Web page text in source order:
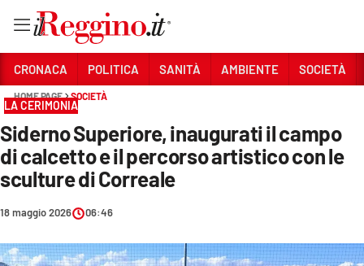
Sezioni
CRONACA
POLITICA
SANITÀ
AMBIENTE
CRONACA POLITICA SANITÀ AMBIENTE SOCIETÀ
HOME PAGE SOCIETÀ
LA CERIMONIA
Siderno Superiore, inaugurati il campo
di calcetto e il percorso artistico con le
sculture di Correale
18 maggio 2026 06:46